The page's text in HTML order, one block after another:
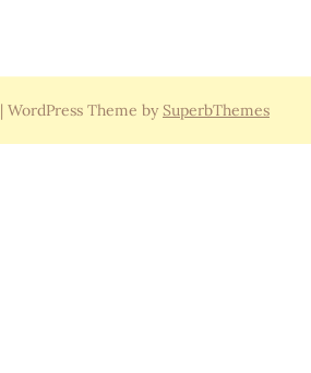
| WordPress Theme by SuperbThemes